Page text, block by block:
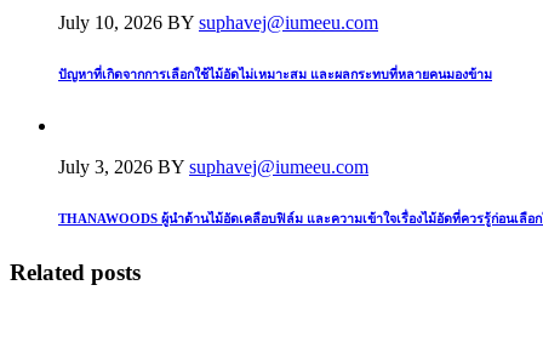
July 10, 2026 BY suphavej@iumeeu.com
ปัญหาที่เกิดจากการเลือกใช้ไม้อัดไม่เหมาะสม และผลกระทบที่หลายคนมองข้าม
July 3, 2026 BY suphavej@iumeeu.com
THANAWOODS ผู้นำด้านไม้อัดเคลือบฟิล์ม และความเข้าใจเรื่องไม้อัดที่ควรรู้ก่อนเลือ
Related posts